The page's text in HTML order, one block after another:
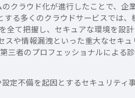
クラウド化が進行したことで、企
る多くのクラウドサービスでは、
全て把握し、セキュアな環境を設
スや情報漏洩といった重大なセキュ
三者のプロフェッショナルによる
定不備を起因とするセキュリティ